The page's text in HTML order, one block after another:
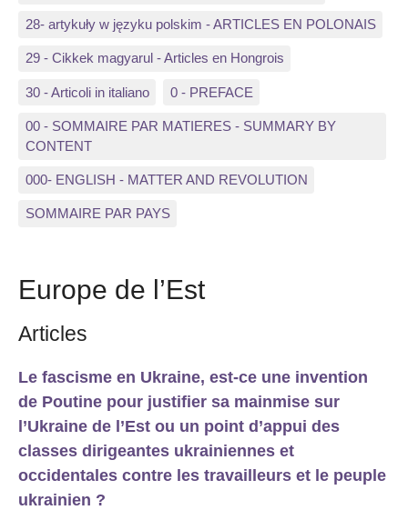
28- artykuły w języku polskim - ARTICLES EN POLONAIS
29 - Cikkek magyarul - Articles en Hongrois
30 - Articoli in italiano 0 - PREFACE
00 - SOMMAIRE PAR MATIERES - SUMMARY BY
CONTENT
000- ENGLISH - MATTER AND REVOLUTION
SOMMAIRE PAR PAYS
Europe de l’Est
Articles
Le fascisme en Ukraine, est-ce une invention
de Poutine pour justifier sa mainmise sur
l’Ukraine de l’Est ou un point d’appui des
classes dirigeantes ukrainiennes et
occidentales contre les travailleurs et le peuple
ukrainien ?